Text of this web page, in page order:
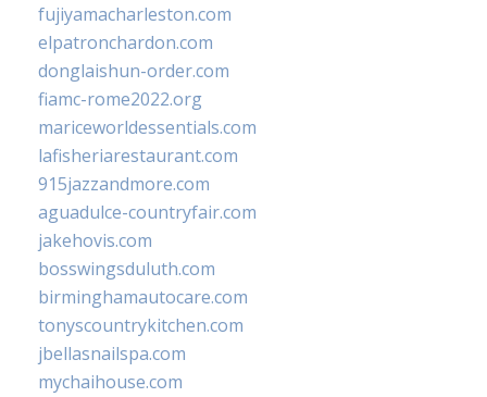
fujiyamacharleston.com
elpatronchardon.com
donglaishun-order.com
fiamc-rome2022.org
mariceworldessentials.com
lafisheriarestaurant.com
915jazzandmore.com
aguadulce-countryfair.com
jakehovis.com
bosswingsduluth.com
birminghamautocare.com
tonyscountrykitchen.com
jbellasnailspa.com
mychaihouse.com